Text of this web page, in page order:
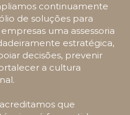
continuamente
de soluções para
uma assessoria
estratégica,
decisões, prevenir
a cultura
que